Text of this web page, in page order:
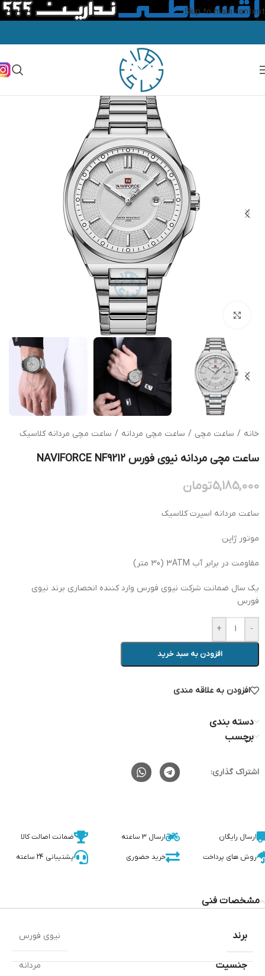
Skip to main content
خانه / ساعت مچی / ساعت مچی مردانه / ساعت مچی مردانه کلاسیک
ساعت مچی مردانه نیوی فورس NAVIFORCE NF9212
5,185,000تومان
ساعت مردانه اسپرت کلاسیک
موتور ژاپن
مقاومت در برابر آب 3ATM (30 متر)
یک سال ضمانت شرکت نیوی فورس وارد کننده انحصاری برند نیوی
فورس
-
+
افزودن به سبد خرید
افزودن به علاقه مندی
دسته بندی
برچسب
اشتراک گذاری:
ارسال رایگان ارسال 3 ساعته ضمانت اصالت کالا
روش های پرداخت خرید حضوری پشتیبانی 24 ساعته
مشخصات فنی
جنسیت مردانه
برند نیوی فورس